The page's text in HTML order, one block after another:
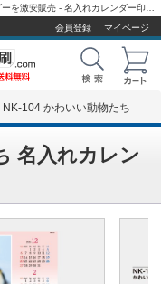
会員登録
マイページ
NK-104 かわいい動物たち
名入れカレン